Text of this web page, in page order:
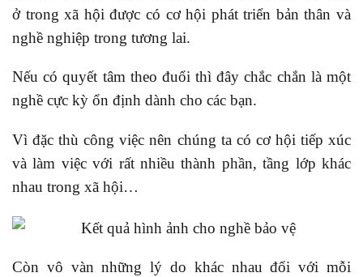
ở trong xã hội được có cơ hội phát triển bản thân và
nghề nghiệp trong tương lai.
Nếu có quyết tâm theo đuổi thì đây chắc chắn là một
nghề cực kỳ ổn định dành cho các bạn.
Vì đặc thù công việc nên chúng ta có cơ hội tiếp xúc
và làm việc với rất nhiều thành phần, tầng lớp khác
nhau trong xã hội…
Còn vô vàn những lý do khác nhau đối với mỗi